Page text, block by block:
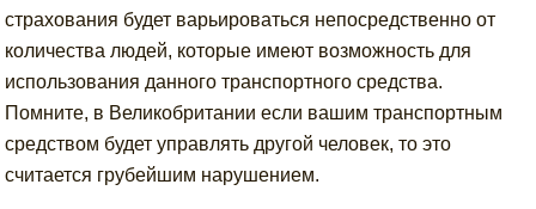
страхования будет варьироваться непосредственно от
количества людей, которые имеют возможность для
использования данного транспортного средства.
Помните, в Великобритании если вашим транспортным
средством будет управлять другой человек, то это
считается грубейшим нарушением.